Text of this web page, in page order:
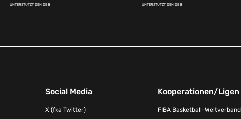
UNTERSTÜTZT DEN DBB UNTERSTÜTZT DEN DBB
Social Media
X (fka Twitter)
Kooperationen/Ligen
FIBA Basketball-Weltverband